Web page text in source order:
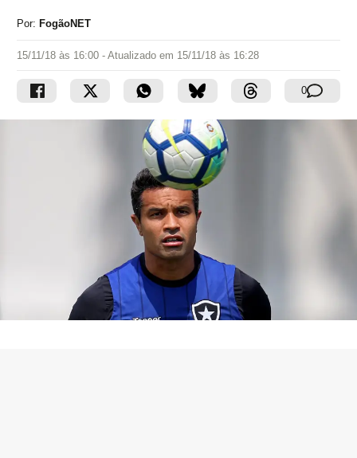
Por: FogãoNET
15/11/18 às 16:00 - Atualizado em 15/11/18 às 16:28
0